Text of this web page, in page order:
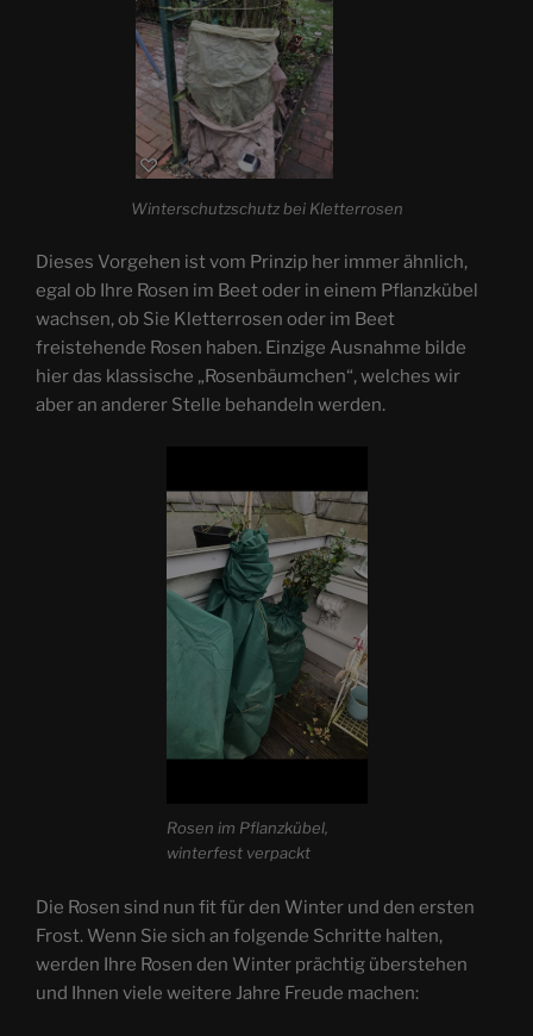
Winterschutzschutz bei Kletterrosen
Dieses Vorgehen ist vom Prinzip her immer ähnlich,
egal ob Ihre Rosen im Beet oder in einem Pflanzkübel
wachsen, ob Sie Kletterrosen oder im Beet
freistehende Rosen haben. Einzige Ausnahme bilde
hier das klassische „Rosenbäumchen“, welches wir
aber an anderer Stelle behandeln werden.
Rosen im Pflanzkübel,
winterfest verpackt
Die Rosen sind nun fit für den Winter und den ersten
Frost. Wenn Sie sich an folgende Schritte halten,
werden Ihre Rosen den Winter prächtig überstehen
und Ihnen viele weitere Jahre Freude machen: